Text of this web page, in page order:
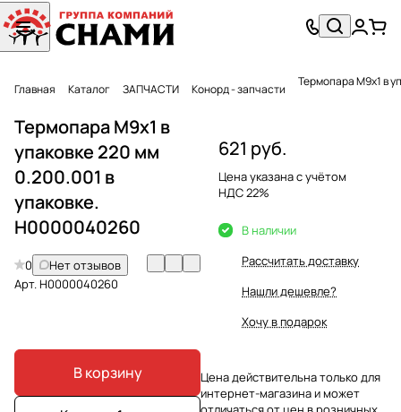
Главная Каталог ЗАПЧАСТИ Конорд - запчасти
Термопара М9х1 в
упаковке 220 мм
0.200.001 в
упаковке.
Н0000040260
0
Нет отзывов
Арт.Н0000040260
В корзину
621 руб.
Цена указана с учётом
НДС 22%
В наличии
Рассчитать доставку
Нашли дешевле?
Хочу в подарок
Цена действительна только для
интернет-магазина и может